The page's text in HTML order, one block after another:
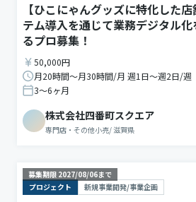
【ひこにゃんグッズに特化した
テム導入を通じて業務デジタル
るプロ募集！
50,000円
月20時間〜月30時間/月 週1日〜週2日/週
3〜6ヶ月
株式会社四番町スクエア
専門店・その他小売/滋賀県
募集期限 2027/08/06まで
プロジェクト
新規事業開発/事業企画